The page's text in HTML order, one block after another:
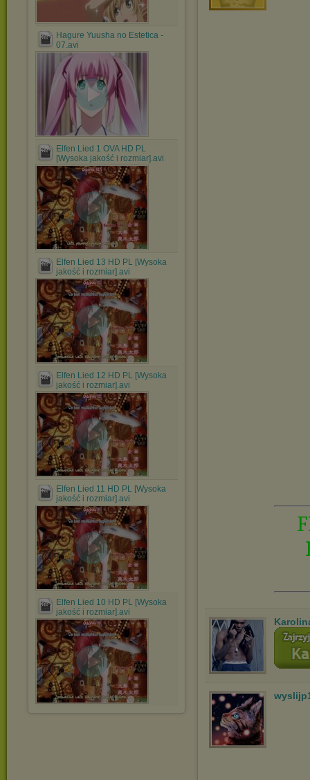
Hagure Yuusha no Estetica -
07.avi
Elfen Lied 1 OVA HD PL
[Wysoka jakość i rozmiar].avi
Elfen Lied 13 HD PL [Wysoka
jakość i rozmiar].avi
Elfen Lied 12 HD PL [Wysoka
jakość i rozmiar].avi
Elfen Lied 11 HD PL [Wysoka
jakość i rozmiar].avi
Elfen Lied 10 HD PL [Wysoka
jakość i rozmiar].avi